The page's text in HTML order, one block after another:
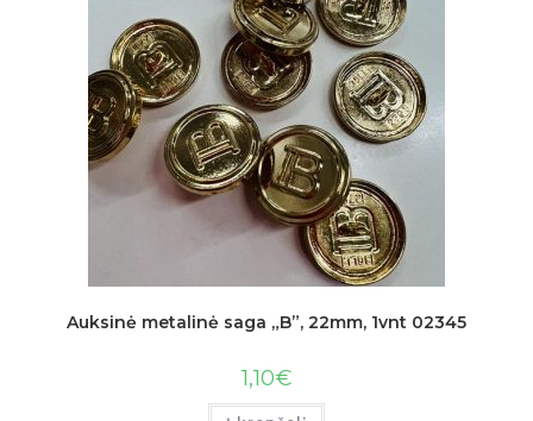
Auksinė metalinė saga „B”, 22mm, 1vnt 02345
1,10€